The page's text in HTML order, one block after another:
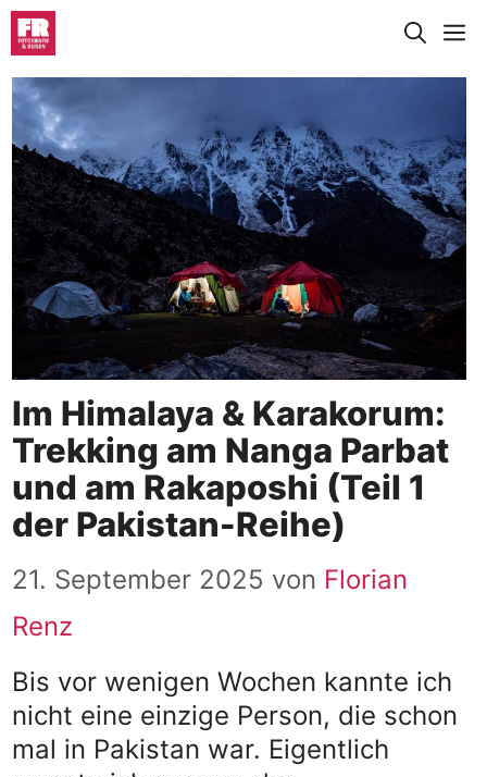
Zum
Inhalt
springen
Im Himalaya & Karakorum:
Trekking am Nanga Parbat
und am Rakaposhi (Teil 1
der Pakistan-Reihe)
21. September 2025 von Florian
Renz
Bis vor wenigen Wochen kannte ich
nicht eine einzige Person, die schon
mal in Pakistan war. Eigentlich